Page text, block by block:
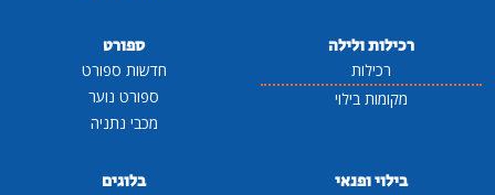
רכילות ולילה
רכילות
מקומות בילוי
ספורט
חדשות ספורט
ספורט נוער
מכבי נתניה
בילוי ופנאי בלוגים